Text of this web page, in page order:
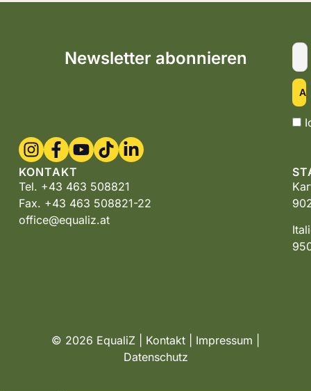
Newsletter abonnieren
KONTAKT
Tel. +43 463 508821
Fax. +43 463 508821-22
office@equaliz.at
© 2026 EqualiZ | Kontakt Impressum
Datenschutz